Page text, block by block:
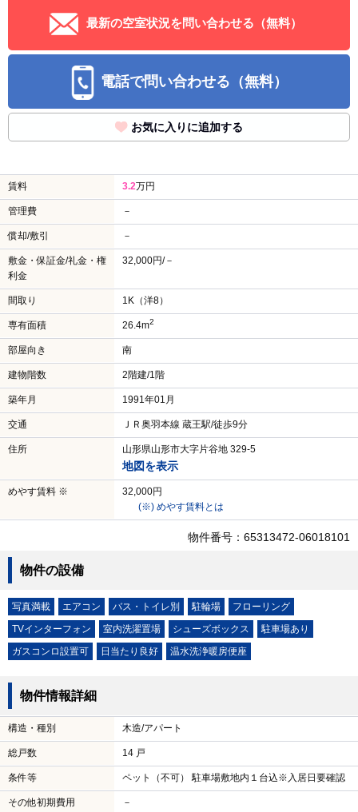
最新の空室状況を問い合わせる（無料）
電話で問い合わせる（無料）
お気に入りに追加する
賃料 3.2万円
管理費 －
償却/敷引 －
敷金・保証金/礼金・権
利金
32,000円/－
間取り 1K（洋8）
専有面積 26.4m2
部屋向き 南
建物階数 2階建/1階
築年月 1991年01月
交通 ＪＲ奥羽本線 蔵王駅/徒歩9分
住所 山形県山形市大字片谷地 329-5
地図を表示
めやす賃料 ※
32,000円
(※) めやす賃料とは
物件番号：65313472-06018101
物件の設備
写真満載 エアコン バス・トイレ別 駐輪場
フローリング
TVインターフォン
室内洗濯置場 シューズボックス
駐車場あり
ガスコンロ設置可
日当たり良好 温水洗浄暖房便座
物件情報詳細
構造・種別 木造/アパート
総戸数 14 戸
条件等 ペット（不可） 駐車場敷地内１台込※入居日要確認
その他初期費用 －